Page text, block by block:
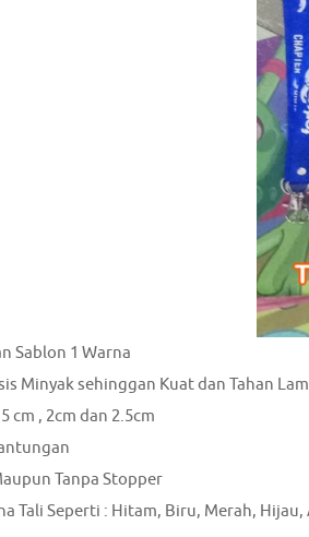
Sablon 1 Warna
Minyak sehinggan Kuat dan Tahan
cm , 2cm dan 2.5cm
Tanpa Stopper
Tali Seperti : Hitam, Biru, Merah, Hijau,